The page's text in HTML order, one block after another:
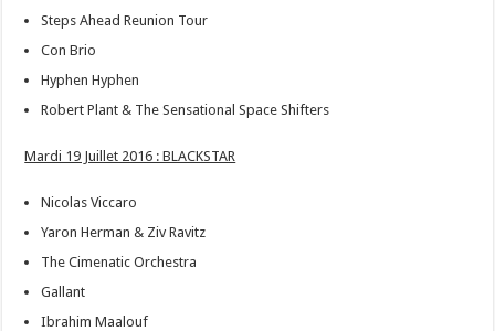
Steps Ahead Reunion Tour
Con Brio
Hyphen Hyphen
Robert Plant & The Sensational Space Shifters
Mardi 19 Juillet 2016 : BLACKSTAR
Nicolas Viccaro
Yaron Herman & Ziv Ravitz
The Cimenatic Orchestra
Gallant
Ibrahim Maalouf